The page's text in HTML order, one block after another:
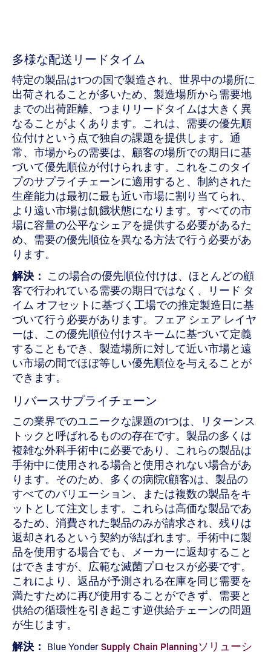
多様な配送リードタイム
特定の製品は1つの国で製造され、世界中の場所に
出荷されることが多いため、製造場所から需要地
までの出荷距離、つまりリードタイムは大きく異
なることがよくあります。これは、需要の優先順
位付けという点で独自の課題を提供します。通
常、市場からの需要は、顧客の場所での期日に基
づいて優先順位が付けられます。これをこのタイ
プのサプライチェーンに適用すると、制約された
生産能力は最初に最も近い市場に割り当てられ、
より遠い市場は飢餓状態になります。すべての市
場に容量の公平なシェアを提供する必要があるた
め、需要の優先順位を異なる方法で行う必要があ
ります。
解決： この場合の優先順位付けは、ほとんどの顧
客で行われている需要の期日ではなく、リード タ
イム オフセットに基づく工場での推定製造日に基
づいて行う必要があります。フェア シェア レイヤ
ーは、この優先順位付けスキームに基づいて定義
することもでき、製造場所に対して近い市場と遠
い市場の間でほぼ等しい優先順位を与えることが
できます。
リバースサプライチェーン
この業界でのユニークな課題の1つは、リターンス
トックと呼ばれるものの存在です。製品の多くは
複雑な外科手術中に必要であり、これらの製品は
手術中に使用される場合と使用されない場合があ
ります。そのため、多くの病院(顧客)は、製品の
すべてのバリエーション、または複数の製品をキ
ットとして注文します。これらは高価な製品であ
るため、消費された製品のみが請求され、残りは
返却されるという契約が結ばれます。手術中に製
品を使用する場合でも、メーカーに返却すること
はできますが、広範な滅菌プロセスが必要です。
これにより、返品が予測される在庫を同じ需要を
満たすために再び使用することができず、需要と
供給の循環性を引き起こす逆供給チェーンの問題
が生じます。
解決： Blue YonderSupply Chain Planningソリューシ